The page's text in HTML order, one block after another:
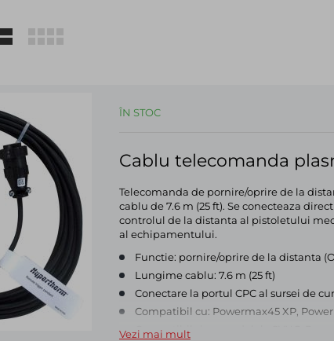
ÎN STOC
Cablu telecomanda
Telecomanda de pornire/oprire de la
cablu de 7.6 m (25 ft). Se conecteaza
controlul de la distanta al pistoletului
al echipamentului.
Functie: pornire/oprire de la distanta
Lungime cablu: 7.6 m (25 ft)
Conectare la portul CPC al sursei de
Compatibil cu: Powermax45 XP,
Compatibil si cu modelele SYNC:
Vezi mai mult